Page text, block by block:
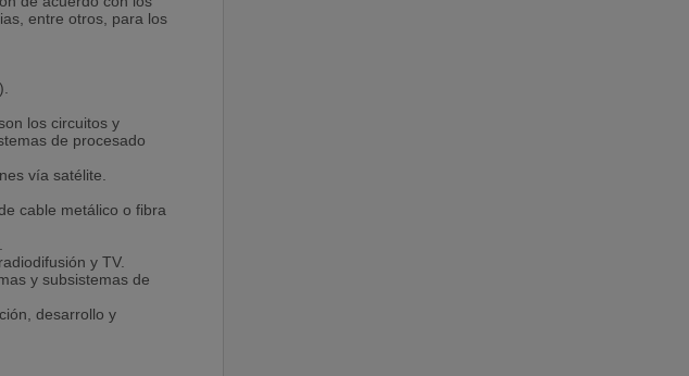
entre otros, para los
los circuitos y
de procesado
vía satélite.
cable metálico o fibra
y TV.
y subsistemas de
desarrollo y